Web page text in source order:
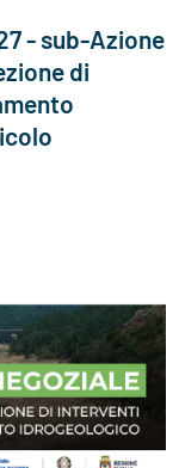
- sub-Azione
di